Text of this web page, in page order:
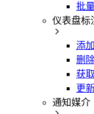
批
仪表盘标
添
删
获
更
通知媒介